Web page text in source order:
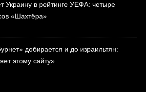
Украину в рейтинге УЕФА: четыре
«Шахтёра»
добирается и до израильтян:
этому сайту»